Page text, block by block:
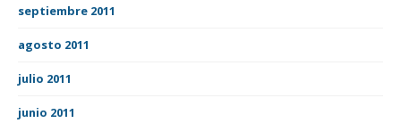
septiembre 2011
agosto 2011
julio 2011
junio 2011